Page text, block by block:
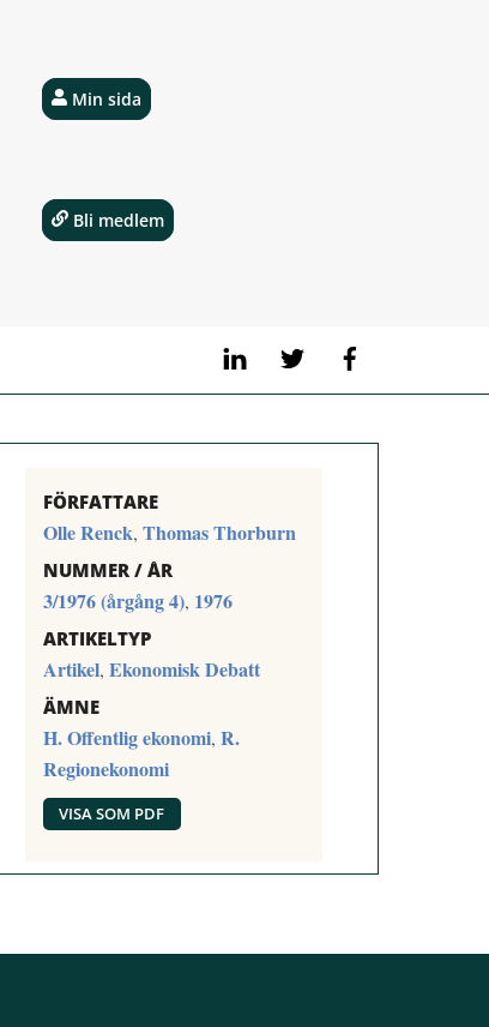
LinkedIn Twitter
Min sida
Bli medlem
FÖRFATTARE
Olle Renck, Thomas Thorburn
NUMMER / ÅR
3/1976 (årgång 4), 1976
ARTIKELTYP
Artikel, Ekonomisk Debatt
ÄMNE
H. Offentlig ekonomi, R.
Regionekonomi
VISA SOM PDF